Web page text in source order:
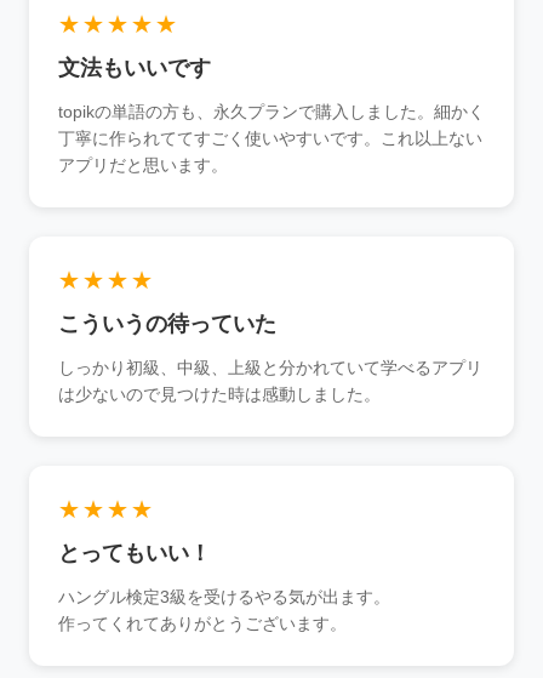
★★★★★
文法もいいです
topikの単語の方も、永久プランで購入しました。細かく
丁寧に作られててすごく使いやすいです。これ以上ない
アプリだと思います。
★★★★
こういうの待っていた
しっかり初級、中級、上級と分かれていて学べるアプリ
は少ないので見つけた時は感動しました。
★★★★
とってもいい！
ハングル検定3級を受けるやる気が出ます。
作ってくれてありがとうございます。